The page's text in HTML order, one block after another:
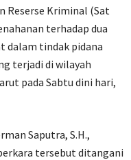
Reserse Kriminal (Sat
terhadap dua
dalam tindak pidana
terjadi di wilayah
pada Sabtu dini hari,
Saputra, S.H.,
tersebut ditangani